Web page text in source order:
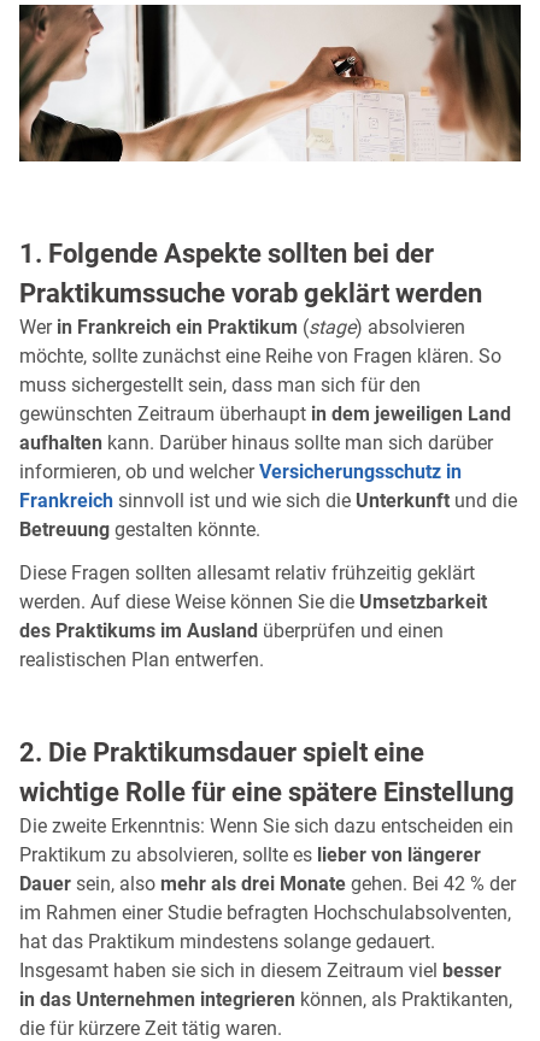
1. Folgende Aspekte sollten bei der
Praktikumssuche vorab geklärt werden
Wer in Frankreich ein Praktikum (stage) absolvieren
möchte, sollte zunächst eine Reihe von Fragen klären. So
muss sichergestellt sein, dass man sich für den
gewünschten Zeitraum überhaupt in dem jeweiligen Land
aufhalten kann. Darüber hinaus sollte man sich darüber
informieren, ob und welcherVersicherungsschutz in
Frankreich sinnvoll ist und wie sich die Unterkunft und die
Betreuung gestalten könnte.
Diese Fragen sollten allesamt relativ frühzeitig geklärt
werden. Auf diese Weise können Sie die Umsetzbarkeit
des Praktikums im Ausland überprüfen und einen
realistischen Plan entwerfen.
2. Die Praktikumsdauer spielt eine
wichtige Rolle für eine spätere Einstellung
Die zweite Erkenntnis: Wenn Sie sich dazu entscheiden ein
Praktikum zu absolvieren, sollte es lieber von längerer
Dauer sein, also mehr als drei Monate gehen. Bei 42 % der
im Rahmen einer Studie befragten Hochschulabsolventen,
hat das Praktikum mindestens solange gedauert.
Insgesamt haben sie sich in diesem Zeitraum viel besser
in das Unternehmen integrieren können, als Praktikanten,
die für kürzere Zeit tätig waren.